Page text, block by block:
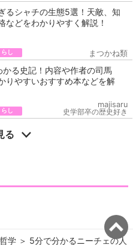
るシャチの生態5選！天敵、知
などをわかりやすく解説！
し まつかね類
かる史記！内容や作者の司馬
りやすいおすすめ本などを解
し
majisaru
史学部卒の歴史好き
る
哲学 ＞ 5分で分かるニーチェの人